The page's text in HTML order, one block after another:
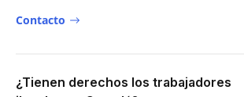
Contacto
¿Tienen derechos los trabajadores